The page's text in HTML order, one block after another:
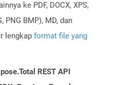
ke PDF, DOCX, XPS,
PNG BMP), MD, dan
lengkap format file yang
REST API